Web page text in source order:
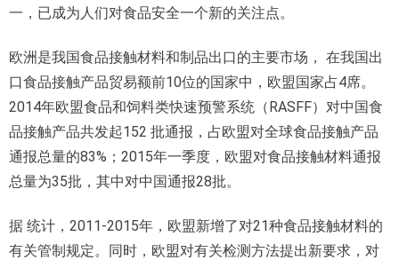
一，已成为人们对食品安全一个新的关注点。
欧洲是我国食品接触材料和制品出口的主要市场， 在我国出
口食品接触产品贸易额前10位的国家中，欧盟国家占4席。
2014年欧盟食品和饲料类快速预警系统（RASFF）对中国食
品接触产品共发起152 批通报，占欧盟对全球食品接触产品
通报总量的83%；2015年一季度，欧盟对食品接触材料通报
总量为35批，其中对中国通报28批。
据 统计，2011-2015年，欧盟新增了对21种食品接触材料的
有关管制规定。同时，欧盟对有关检测方法提出新要求，对